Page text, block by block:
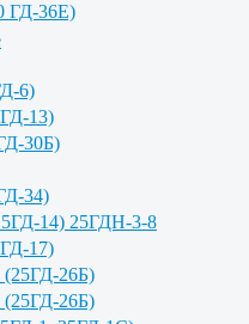
ГД-36Е)
6)
13)
30Б)
34)
14) 25ГДН-3-8
17)
(25ГД-26Б)
(25ГД-26Б)